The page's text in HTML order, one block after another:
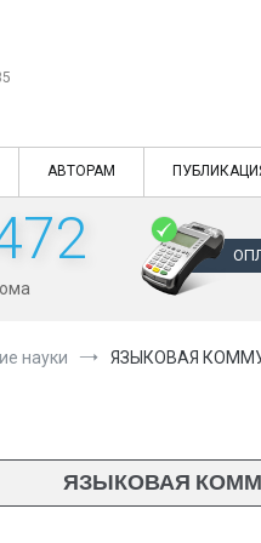
АВТОРАМ
науки ЯЗЫКОВАЯ
ЯЗЫКОВАЯ